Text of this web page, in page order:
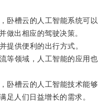
槽云的人工智能系统可以
做出相应的驾驶决策。
供便利的出行方式。
领域，人工智能的应用也
槽云的人工智能技术能够
足人们日益增长的需求。